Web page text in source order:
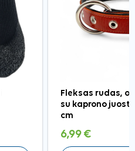
Fleksas rudas,
su kaprono
cm
6,99 €